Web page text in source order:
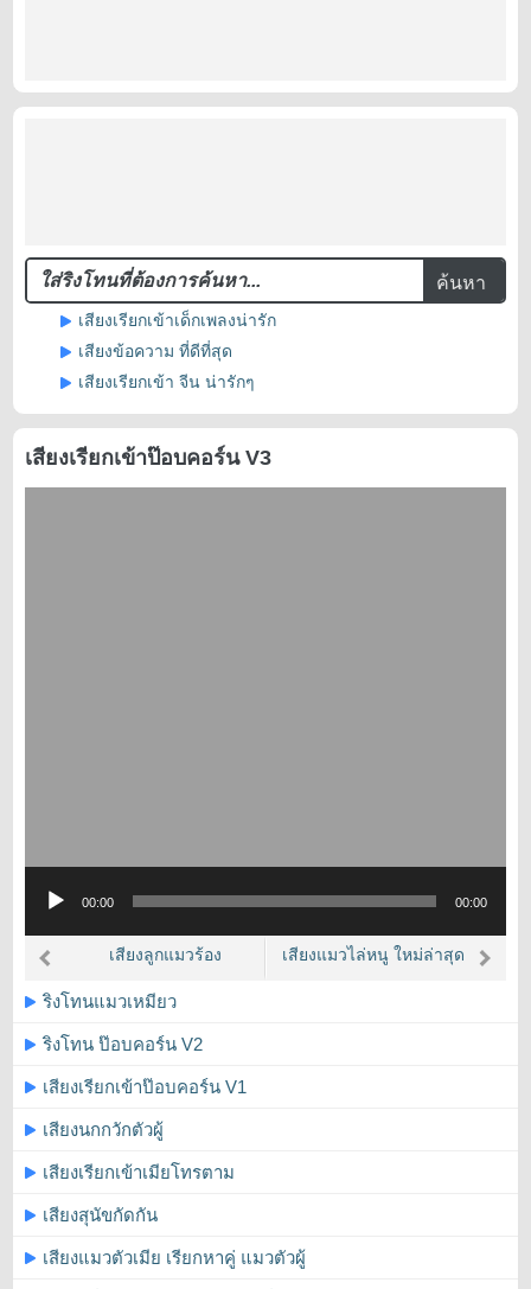
ค้นหา
เสียงเรียกเข้าเด็กเพลงน่ารัก
เสียงข้อความ ที่ดีที่สุด
เสียงเรียกเข้า จีน น่ารักๆ
เสียงเรียกเข้าป๊อบคอร์น V3
Player
00:00 00:00
เสียงลูกแมวร้อง เสียงแมวไล่หนู ใหม่ล่าสุด
ริงโทนแมวเหมียว
ริงโทน ป๊อบคอร์น V2
เสียงเรียกเข้าป๊อบคอร์น V1
เสียงนกกวักตัวผู้
เสียงเรียกเข้าเมียโทรตาม
เสียงสุนัขกัดกัน
เสียงแมวตัวเมีย เรียกหาคู่ แมวตัวผู้